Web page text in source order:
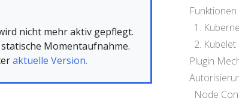
nicht mehr aktiv gepflegt.
Momentaufnahme.
aktuelle Version.
Funktionen
1.
2. Kubelet
Plugin
Node